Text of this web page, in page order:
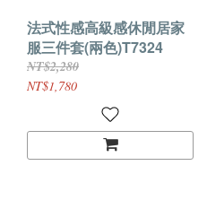
法式性感高級感休閒居家
服三件套(兩色)T7324
NT$2,280
NT$1,780